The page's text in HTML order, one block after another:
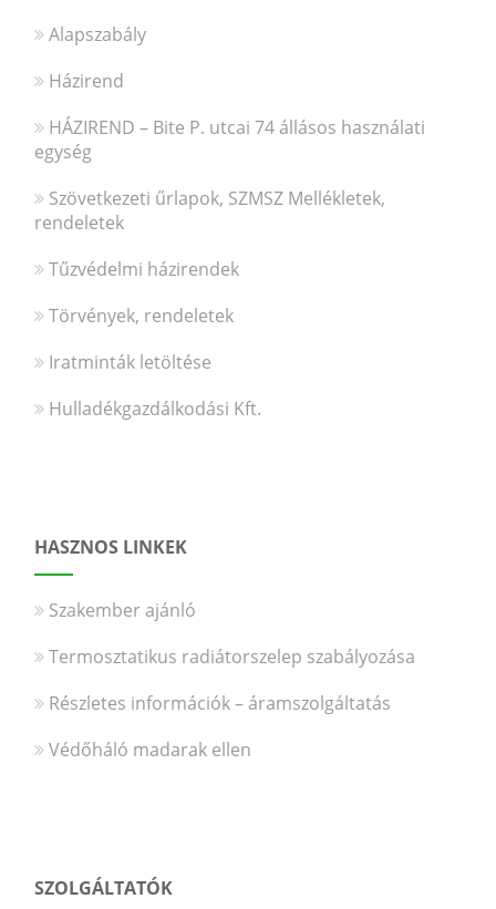
Alapszabály
Házirend
HÁZIREND – Bite P. utcai 74 állásos használati
egység
Szövetkezeti űrlapok, SZMSZ Mellékletek,
rendeletek
Tűzvédelmi házirendek
Törvények, rendeletek
Iratminták letöltése
Hulladékgazdálkodási Kft.
HASZNOS LINKEK
Szakember ajánló
Termosztatikus radiátorszelep szabályozása
Részletes információk – áramszolgáltatás
Védőháló madarak ellen
SZOLGÁLTATÓK